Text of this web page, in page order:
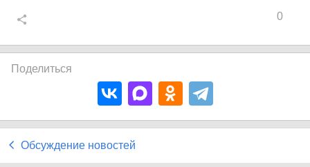
0
Поделиться
Обсуждение новостей